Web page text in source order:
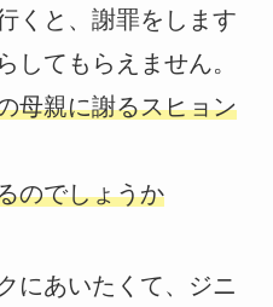
くと、謝罪をします
してもらえません。
母親に謝るスヒョン
のでしょうか
にあいたくて、ジニ